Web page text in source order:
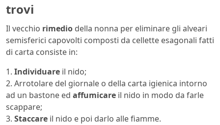
trovi
Il vecchio rimedio della nonna per eliminare gli alveari
semisferici capovolti composti da cellette esagonali fatti
di carta consiste in:
1. Individuare il nido;
2. Arrotolare del giornale o della carta igienica intorno
ad un bastone ed affumicare il nido in modo da farle
scappare;
3. Staccare il nido e poi darlo alle fiamme.